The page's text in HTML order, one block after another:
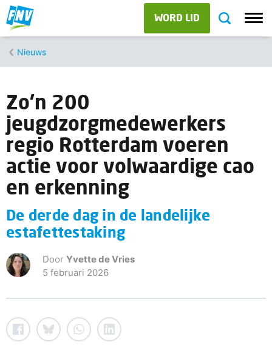
WORD LID
Nieuws
Zo’n 200
jeugdzorgmedewerkers
regio Rotterdam voeren
actie voor volwaardige cao
en erkenning
De derde dag in de landelijke
estafettestaking
Door Yvette de Vries
5 februari 2026